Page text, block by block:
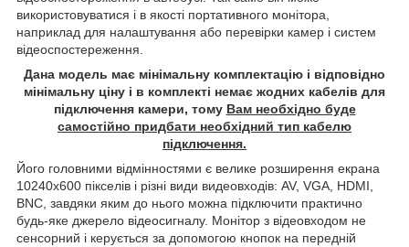
використовуватися і в якості портативного монітора,
наприклад для налаштування або перевірки камер і систем
відеоспостереження.
Дана модель має мінімальну комплектацію і відповідно
мінімальну ціну і в комплекті немає жодних кабелів для
підключення камери, тому Вам необхідно буде
самостійно придбати необхідний тип кабелю
підключення.
Його головними відмінностями є велике розширення екрана
10240х600 пікселів і різні види видеовходів: AV, VGA, HDMI,
BNC, завдяки яким до нього можна підключити практично
будь-яке джерело відеосигналу. Монітор з відеовходом не
сенсорний і керується за допомогою кнопок на передній